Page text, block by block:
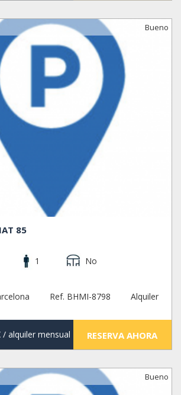
Bueno
85
1
No
Ref. BHMI-8798
Alquiler
/ alquiler mensual RESERVA AHORA
Bueno